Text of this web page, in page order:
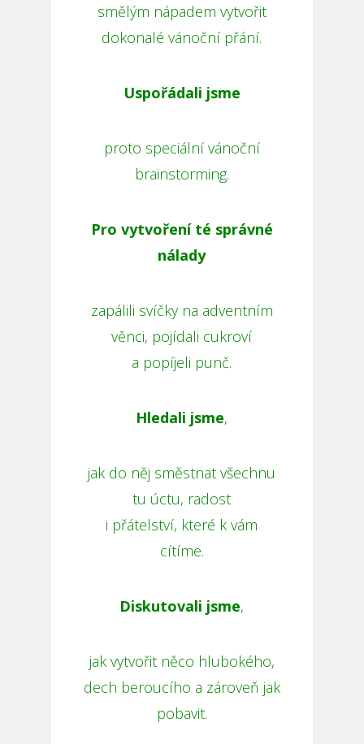
smělým nápadem vytvořit
dokonalé vánoční přání.
Uspořádali jsme
proto speciální vánoční
brainstorming.
Pro vytvoření té správné
nálady
zapálili svíčky na adventním
věnci, pojídali cukroví
a popíjeli punč.
Hledali jsme,
jak do něj směstnat všechnu
tu úctu, radost
i přátelství, které k vám
cítíme.
Diskutovali jsme,
jak vytvořit něco hlubokého,
dech beroucího a zároveň jak
pobavit.